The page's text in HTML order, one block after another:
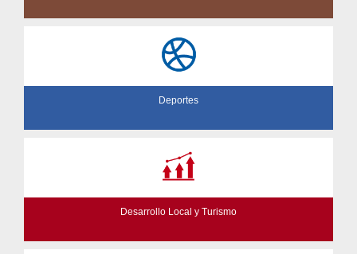
Deportes
Desarrollo Local y Turismo